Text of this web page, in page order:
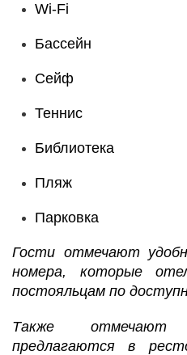
Wi-Fi
Бассейн
Сейф
Теннис
Библиотека
Пляж
Парковка
Гости отмечают
номера, которые
постояльцам по
Также
предлагаются в